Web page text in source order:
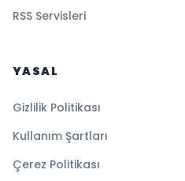
RSS Servisleri
YASAL
Gizlilik Politikası
Kullanım Şartları
Çerez Politikası